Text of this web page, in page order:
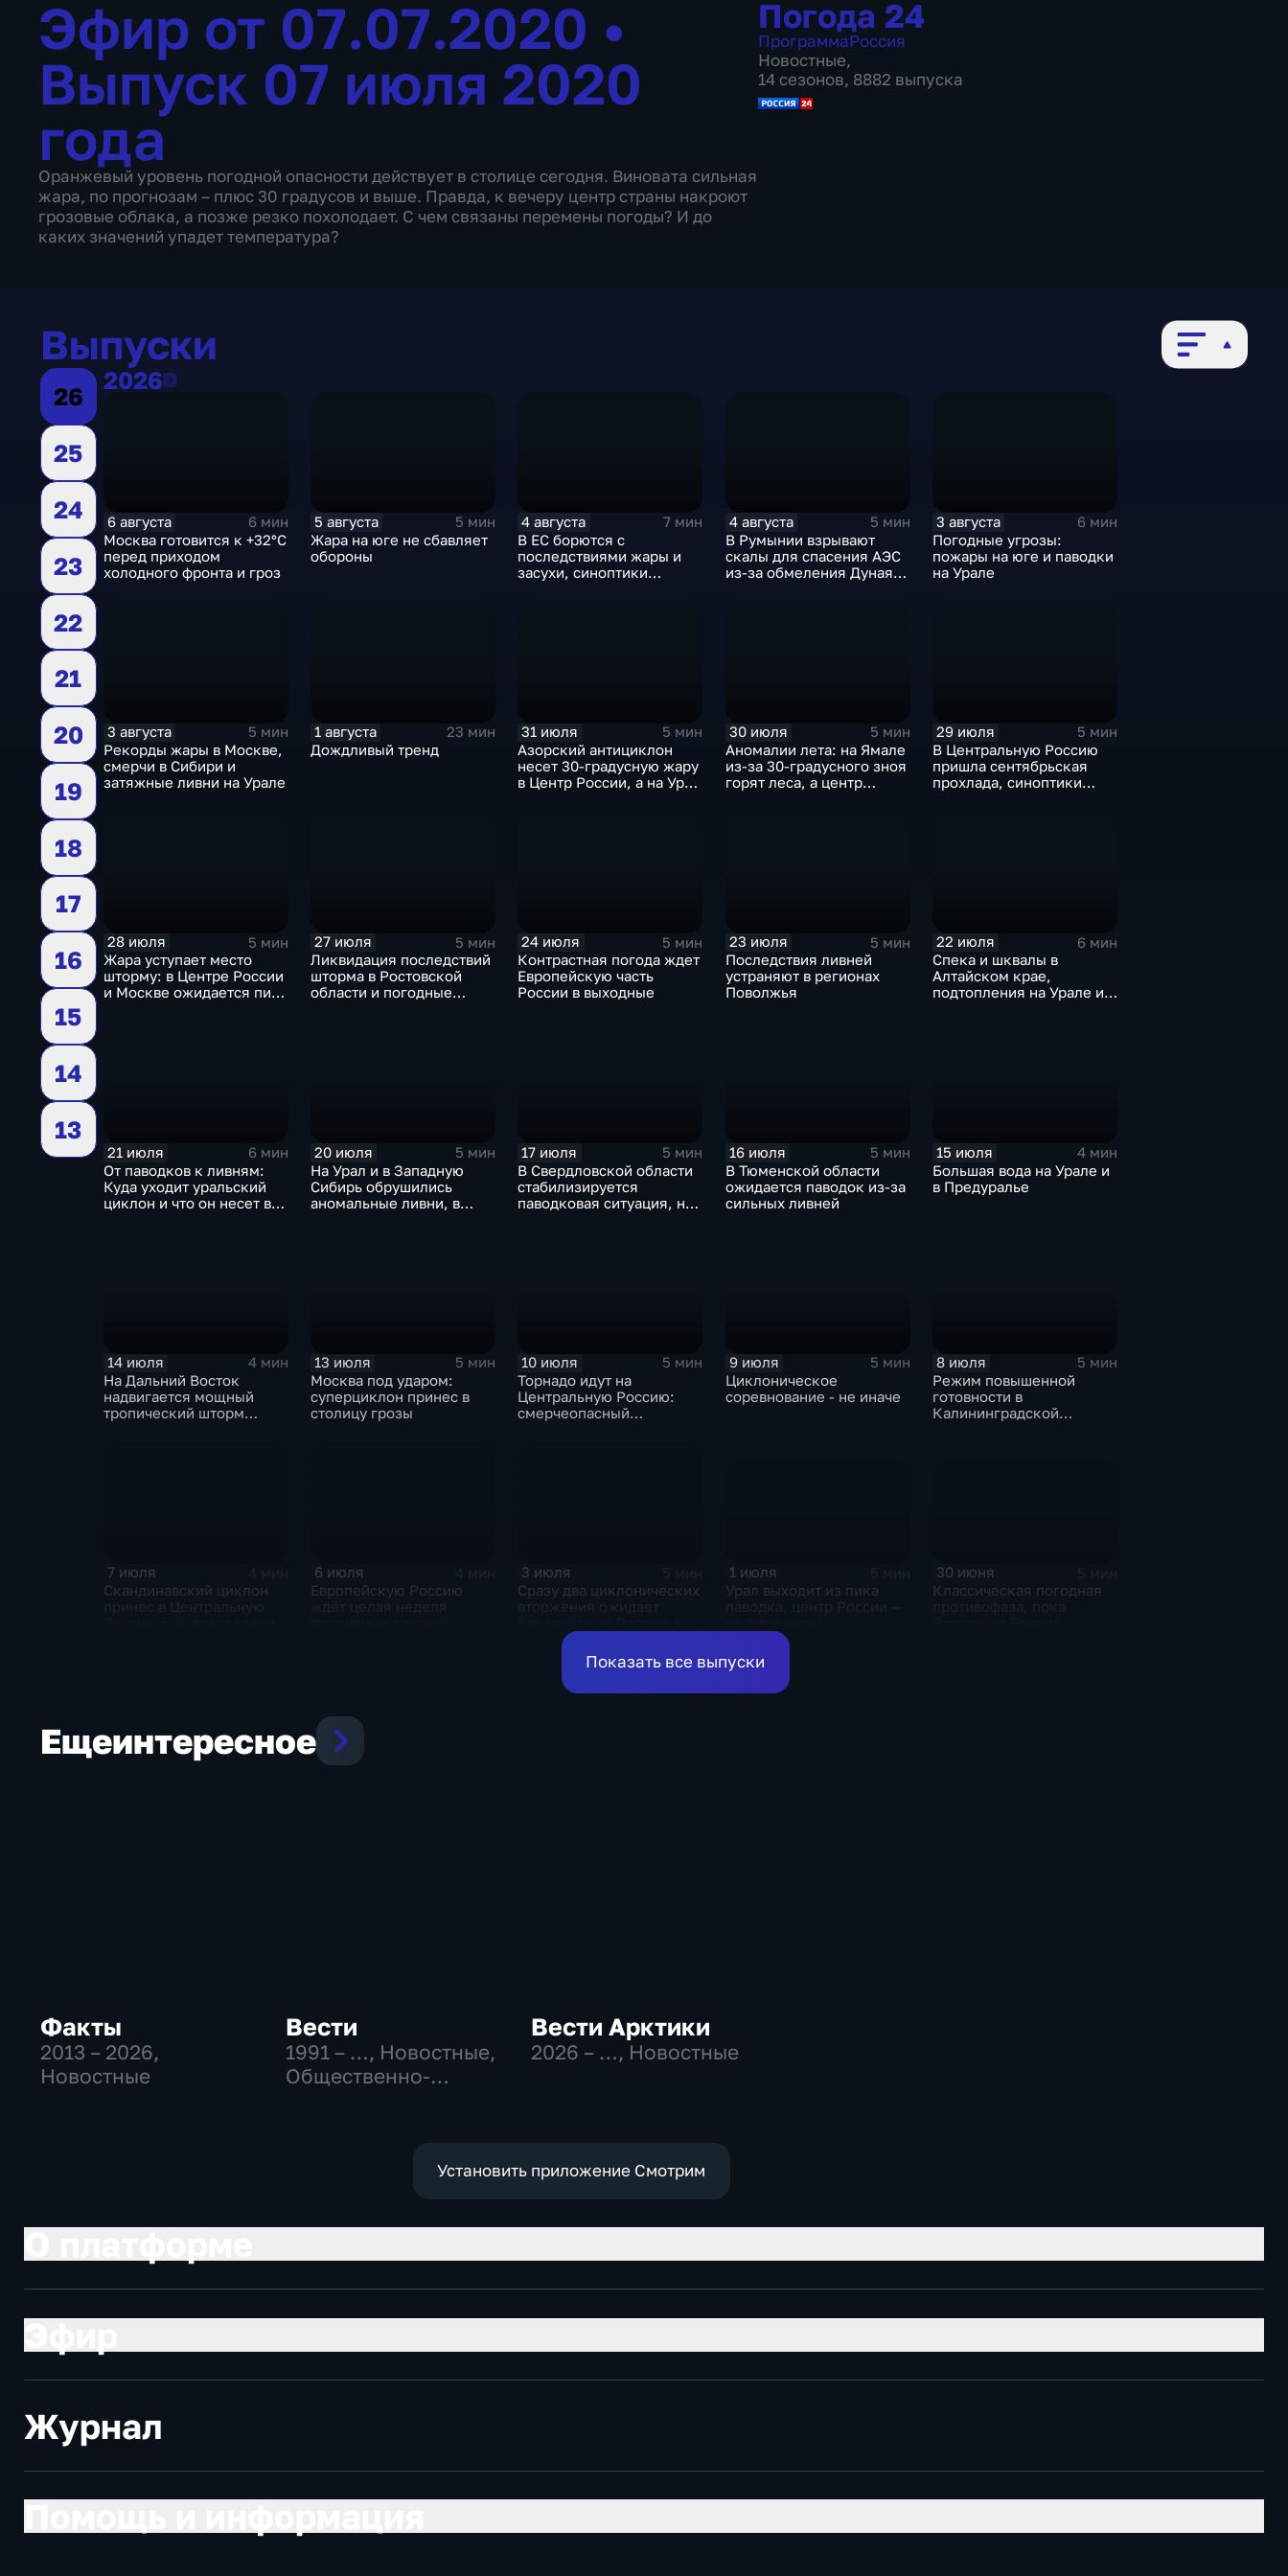
Эфир от 07.07.2020 •
Выпуск 07 июля 2020
года
Оранжевый уровень погодной опасности действует в столице сегодня. Виновата сильная
жара, по прогнозам – плюс 30 градусов и выше. Правда, к вечеру центр страны накроют
грозовые облака, а позже резко похолодает. С чем связаны перемены погоды? И до
каких значений упадет температура?
Погода 24
ПрограммаРоссия
Новостные,
14 сезонов, 8882 выпуска
Выпуски
26
25
24
23
22
21
20
19
18
17
16
15
14
13
20262026
6 августа
6 мин
Москва готовится к +32°C
перед приходом
холодного фронта и гроз
5 августа
5 мин
Жара на юге не сбавляет
обороны
4 августа
7 мин
В ЕС борются с
последствиями жары и
засухи, синоптики
4 августа
5 мин
В Румынии взрывают
скалы для спасения АЭС
из-за обмеления Дуная,
3 августа
6 мин
Погодные угрозы:
пожары на юге и паводки
на Урале
3 августа
5 мин
Рекорды жары в Москве,
смерчи в Сибири и
затяжные ливни на Урале
1 августа
23 мин
Дождливый тренд
31 июля
5 мин
Азорский антициклон
несет 30-градусную жару
в Центр России, а на Урал
30 июля
5 мин
Аномалии лета: на Ямале
из-за 30-градусного зноя
горят леса, а центр
29 июля
5 мин
В Центральную Россию
пришла сентябрьская
прохлада, синоптики
28 июля
5 мин
Жара уступает место
шторму: в Центре России
и Москве ожидается пик
27 июля
5 мин
Ликвидация последствий
шторма в Ростовской
области и погодные
24 июля
5 мин
Контрастная погода ждет
Европейскую часть
России в выходные
23 июля
5 мин
Последствия ливней
устраняют в регионах
Поволжья
22 июля
6 мин
Спека и шквалы в
Алтайском крае,
подтопления на Урале и
21 июля
6 мин
От паводков к ливням:
Куда уходит уральский
циклон и что он несет в
20 июля
5 мин
На Урал и в Западную
Сибирь обрушились
аномальные ливни, в
17 июля
5 мин
В Свердловской области
стабилизируется
паводковая ситуация, но
16 июля
5 мин
В Тюменской области
ожидается паводок из-за
сильных ливней
15 июля
4 мин
Большая вода на Урале и
в Предуралье
14 июля
4 мин
На Дальний Восток
надвигается мощный
тропический шторм
13 июля
5 мин
Москва под ударом:
суперциклон принес в
столицу грозы
10 июля
5 мин
Торнадо идут на
Центральную Россию:
смерчеопасный
9 июля
5 мин
Циклоническое
соревнование - не иначе
8 июля
5 мин
Режим повышенной
готовности в
Калининградской
7 июля
Скандинавский циклон
6 июля
Европейскую Россию
3 июля
Сразу два циклонических
оставшиеся дни недели
1 июля
Урал выходит из пика
30 июня
Классическая погодная
Показать все выпуски
Ещеинтересное
Факты
2013 – 2026,
Новостные
Вести
1991 – …, Новостные,
Общественно-
Вести Арктики
2026 – …, Новостные
Установить приложение Смотрим
Журнал